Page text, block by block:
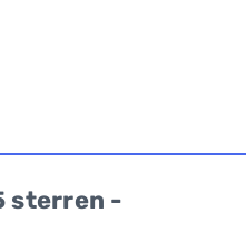
sterren -